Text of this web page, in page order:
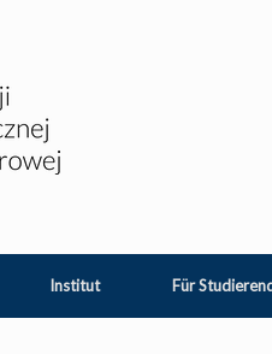
Institut Für